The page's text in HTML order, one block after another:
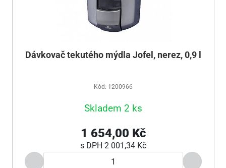
Dávkovač tekutého mýdla Jofel, nerez, 0,9 l
Kód: 1200966
Skladem 2 ks
1 654,00 Kč
s DPH 2 001,34 Kč